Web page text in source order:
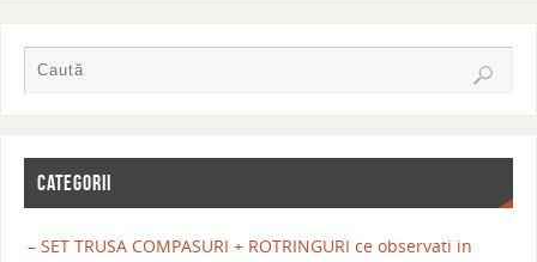
CATEGORII
– SET TRUSA COMPASURI + ROTRINGURI ce observati in